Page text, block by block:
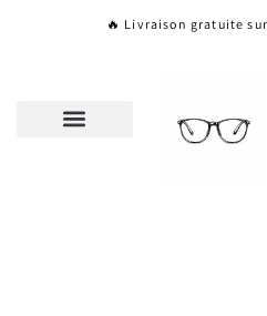
🔥 Livraison gratuite